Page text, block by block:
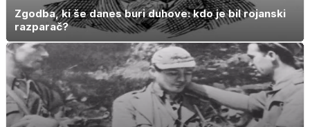
Zgodba, ki še danes buri duhove: kdo je bil rojanski
razparač?